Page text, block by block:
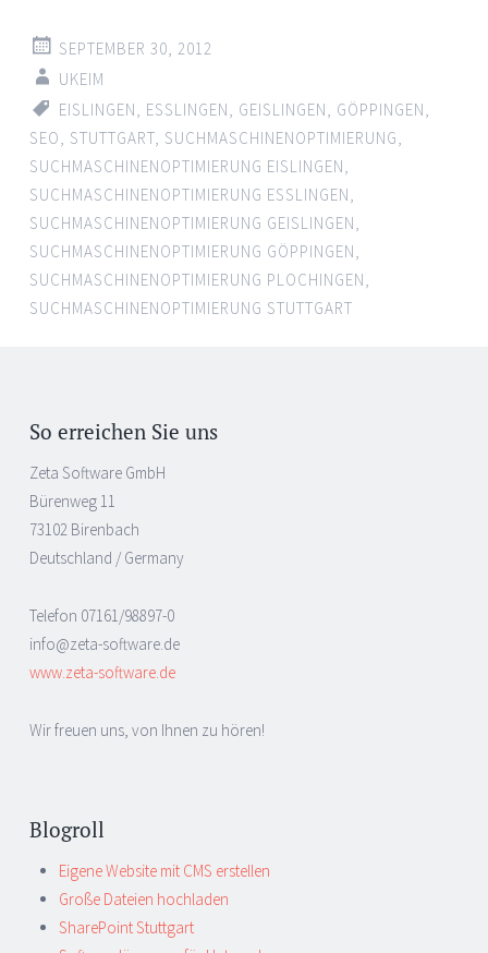
SEPTEMBER 30, 2012
UKEIM
EISLINGEN
ESSLINGEN GEISLINGEN GÖPPINGEN
SEO
STUTTGART SUCHMASCHINENOPTIMIERUNG
SUCHMASCHINENOPTIMIERUNG EISLINGEN
SUCHMASCHINENOPTIMIERUNG ESSLINGEN
SUCHMASCHINENOPTIMIERUNG GEISLINGEN
SUCHMASCHINENOPTIMIERUNG GÖPPINGEN
SUCHMASCHINENOPTIMIERUNG PLOCHINGEN
SUCHMASCHINENOPTIMIERUNG STUTTGART
So erreichen Sie uns
Zeta Software GmbH
Bürenweg 11
73102 Birenbach
Deutschland / Germany
Telefon 07161/98897-0
info@zeta-software.de
www.zeta-software.de
Wir freuen uns, von Ihnen zu hören!
Blogroll
Eigene Website mit CMS erstellen
Große Dateien hochladen
SharePoint Stuttgart